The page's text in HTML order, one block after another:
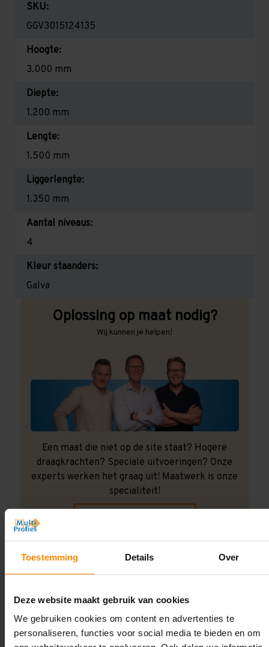
Toestemming Details Over
Deze website maakt gebruik van cookies
We gebruiken cookies om content en advertenties te
personaliseren, functies voor social media te bieden en om
SKU:
GGV3015124135
Hoogte:
3.000 mm
Diepte:
1.200 mm
Lengte:
1.500 mm
Liggerlengte:
1.350 mm
Aantal niveaus:
4
Kleur staanders:
Galva
Oplossing op maat nodig?
Wij kunnen je helpen!
Een maat die niet op de site staat? Hogere
draagkrachten? Speciale uitvoeringen? Onze
experts werken het graag uit! Maatwerk is onze
specialiteit!
Montage uitbesteden?